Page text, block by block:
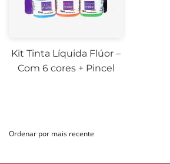
Kit Tinta Líquida Flúor –
Com 6 cores + Pincel